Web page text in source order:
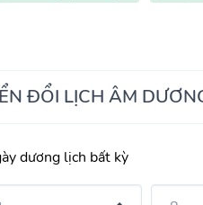
ĐỔI LỊCH ÂM
dương lịch bất kỳ